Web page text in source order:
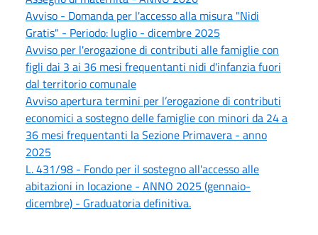
Avviso - Domanda per l'accesso alla misura "Nidi
Gratis" - Periodo: luglio - dicembre 2025
Avviso per l'erogazione di contributi alle famiglie con
figli dai 3 ai 36 mesi frequentanti nidi d'infanzia fuori
dal territorio comunale
Avviso apertura termini per l’erogazione di contributi
economici a sostegno delle famiglie con minori da 24 a
36 mesi frequentanti la Sezione Primavera - anno
2025
L. 431/98 - Fondo per il sostegno all'accesso alle
abitazioni in locazione - ANNO 2025 (gennaio-
dicembre) - Graduatoria definitiva.